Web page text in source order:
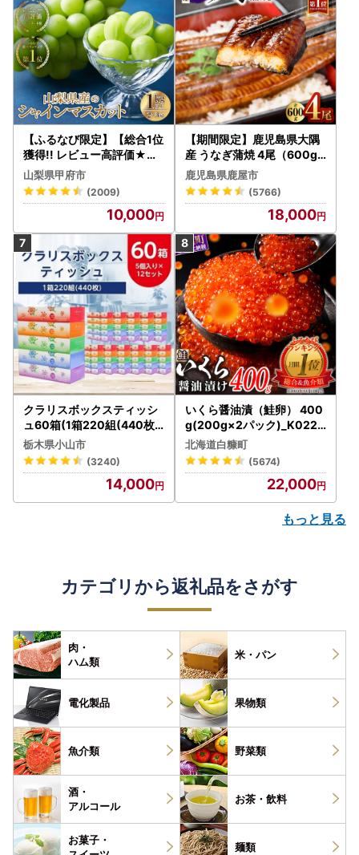
【ふるなび限定】【総合1位
獲得!! レビュー高評価★】
〈2026年度配送分〉山梨
県産 シャインマスカット 2
～3房（1.0kg以上）シャイ
ン フルーツ FN-Limited-S
P
山梨県甲府市
(2009)
10,000
【期間限定】鹿児島県大隅
産 うなぎ蒲焼 4尾（600g
） KN007-004-04-cp18
うなぎ 鰻 魚 惣菜 総菜
鹿児島県鹿屋市
(5766)
18,000
クラリスボックスティッシ
ュ60箱(1箱220組(440枚))
(5個入り×12セット)【配送
不可地域：離島・沖縄県】
【1256759】
栃木県小山市
(3240)
14,000
いくら醤油漬（鮭卵） 400
g(200g×2パック)_K022-
1676
北海道白糠町
(5674)
22,000
もっと見る
カテゴリから返礼品をさがす
肉・
ハム類
米・パン
電化製品 果物類
魚介類 野菜類
酒・
アルコール
お茶・ 飲料
お菓子・
麺類